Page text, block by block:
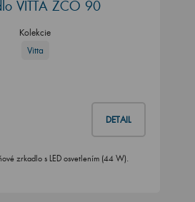
VITTA ZCO 90
Kolekcie
Vitta
DETAIL
zrkadlo s LED osvetlením (44 W).